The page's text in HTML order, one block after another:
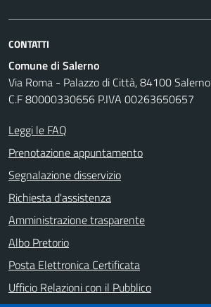
CONTATTI
Comune di Salerno
Via Roma - Palazzo di Città, 84100 Salerno
C.F 80000330656 P.IVA 00263650657
Leggi le FAQ
Prenotazione appuntamento
Segnalazione disservizio
Richiesta d'assistenza
Amministrazione trasparente
Albo Pretorio
Posta Elettronica Certificata
Ufficio Relazioni con il Pubblico